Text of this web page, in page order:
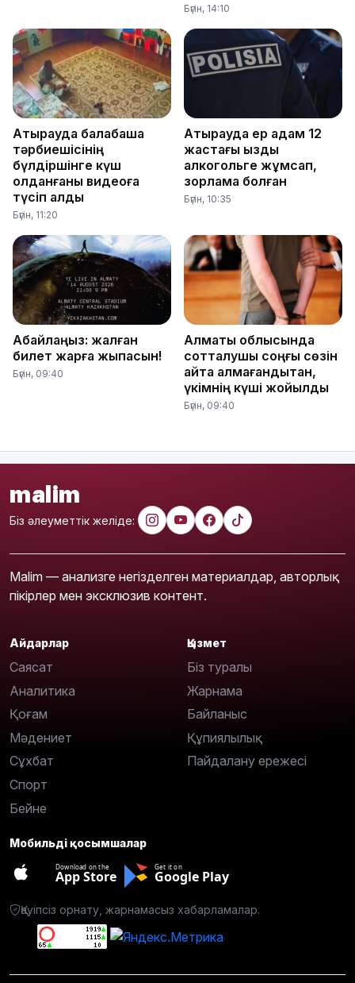
Бүгін, 14:10
Атырауда балабақша
тәрбиешісінің
бүлдіршінге күш
қолданғаны видеоға
түсіп қалды
Бүгін, 11:20
Атырауда ер адам 12
жастағы қызды
алкогольге жұмсап,
зорламақ болған
Бүгін, 10:35
Абайлаңыз: жалған
билет жарға жықпасын!
Бүгін, 09:40
Алматы облысында
сотталушы соңғы сөзін
айта алмағандықтан,
үкімнің күші жойылды
Бүгін, 09:40
malim
Біз әлеуметтік желіде:
Malim — анализге негізделген материалдар, авторлық
пікірлер мен эксклюзив контент.
Айдарлар
Саясат
Аналитика
Қоғам
Мәдениет
Сұхбат
Спорт
Бейне
Қызмет
Біз туралы
Жарнама
Байланыс
Құпиялылық
Пайдалану ережесі
Мобильді қосымшалар
Download on the
App Store
Get it on
Google Play
Қауіпсіз орнату, жарнамасыз хабарламалар.